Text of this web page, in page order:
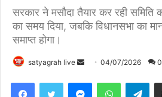
सरकार ने मसौदा तैयार कर रही
का समय दिया, जबकि विधानसभा का
समाप्त होगा।
satyagrah live 04/07/2026 0
Telegram